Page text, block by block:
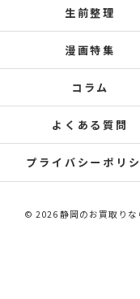
生前整理
漫画特集
コラム
よくある質問
プライバシーポリ
© 2026 静岡のお買取りな